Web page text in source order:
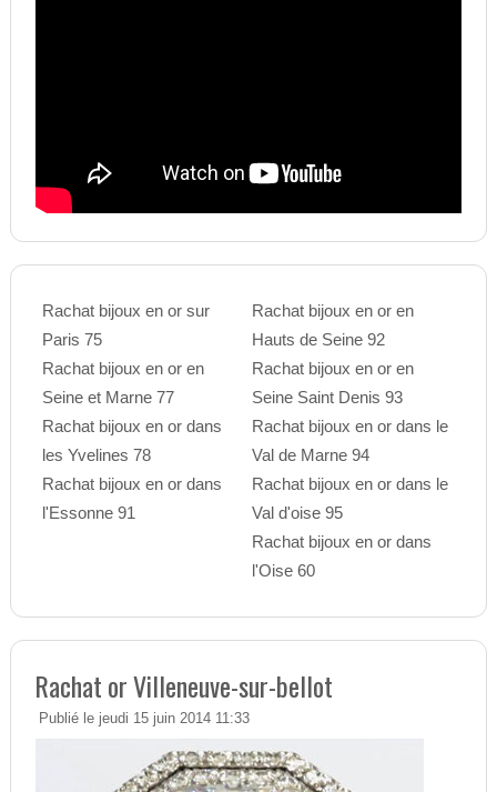
Rachat bijoux en or sur
Paris 75
Rachat bijoux en or en
Seine et Marne 77
Rachat bijoux en or dans
les Yvelines 78
Rachat bijoux en or dans
l'Essonne 91
Rachat bijoux en or en
Hauts de Seine 92
Rachat bijoux en or en
Seine Saint Denis 93
Rachat bijoux en or dans le
Val de Marne 94
Rachat bijoux en or dans le
Val d'oise 95
Rachat bijoux en or dans
l'Oise 60
Rachat or Villeneuve-sur-bellot
Publié le jeudi 15 juin 2014 11:33